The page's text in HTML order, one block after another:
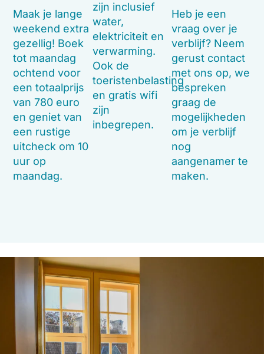
Maak je lange
weekend extra
gezellig! Boek
tot maandag
ochtend voor
een totaalprijs
van 780 euro
en geniet van
een rustige
uitcheck om 10
uur op
maandag.
zijn inclusief
water,
elektriciteit en
verwarming.
Ook de
toeristenbelasting
en gratis wifi
zijn
inbegrepen.
Heb je een
vraag over je
verblijf? Neem
gerust contact
met ons op, we
bespreken
graag de
mogelijkheden
om je verblijf
nog
aangenamer te
maken.